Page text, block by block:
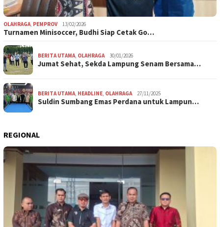
OLAHRAGA, PEMPROV 13/02/2026
Turnamen Minisoccer, Budhi Siap Cetak Go…
BERITA UTAMA, OLAHRAGA 30/01/2026
Jumat Sehat, Sekda Lampung Senam Bersama…
BERITA UTAMA, HEADLINE, OLAHRAGA 27/11/2025
Suldin Sumbang Emas Perdana untuk Lampun…
REGIONAL